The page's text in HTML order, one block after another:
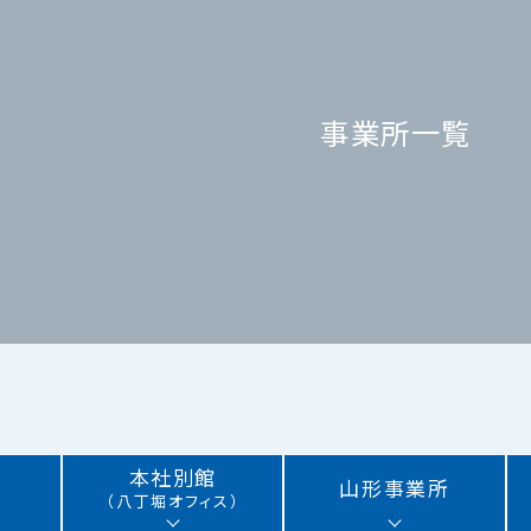
事業所一覧
本社別館
（八丁堀オフィス） 山形事業所